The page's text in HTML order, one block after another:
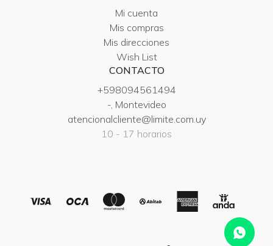
Mi cuenta
Mis compras
Mis direcciones
Wish List
CONTACTO
+598094561494
-, Montevideo
atencionalcliente@limite.com.uy
10 - 17 horarios